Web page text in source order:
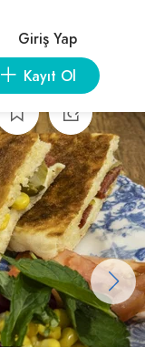
Giriş Yap
Kayıt Ol